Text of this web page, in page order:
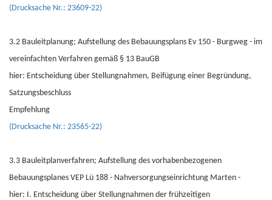
(Drucksache Nr.: 23609-22)
3.2 Bauleitplanung; Aufstellung des Bebauungsplans Ev 150 - Burgweg - im
vereinfachten Verfahren gemäß § 13 BauGB
hier: Entscheidung über Stellungnahmen, Beifügung einer Begründung,
Satzungsbeschluss
Empfehlung
(Drucksache Nr.: 23565-22)
3.3 Bauleitplanverfahren; Aufstellung des vorhabenbezogenen
Bebauungsplanes VEP Lü 188 - Nahversorgungseinrichtung Marten -
hier: I. Entscheidung über Stellungnahmen der frühzeitigen